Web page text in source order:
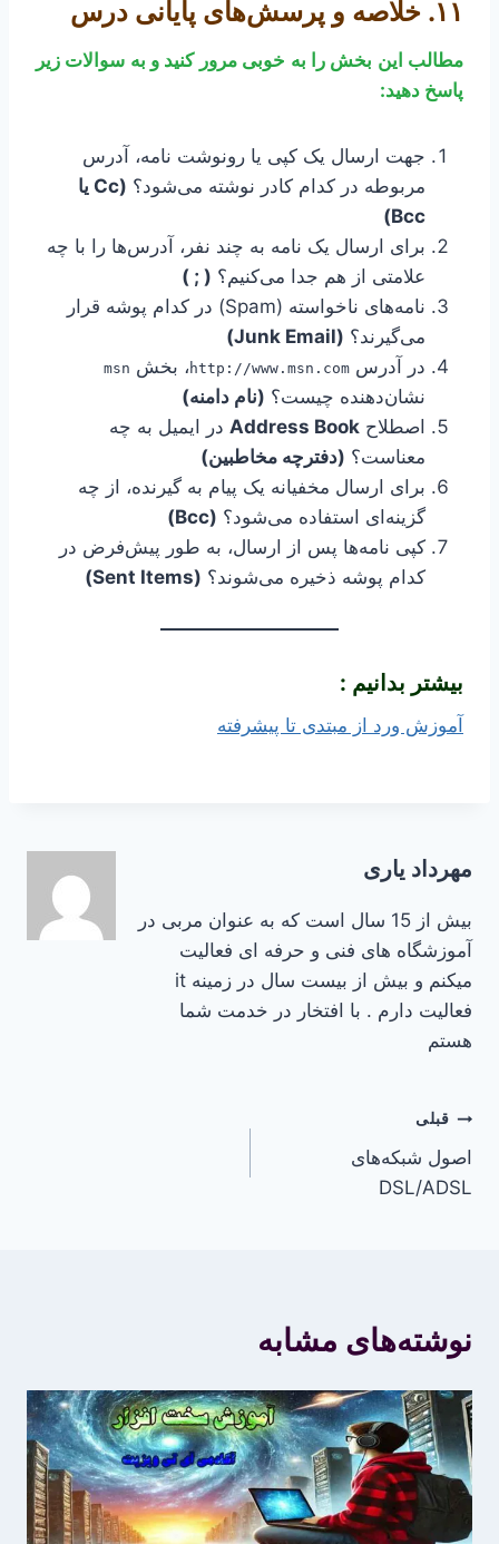
۱۱. خلاصه و پرسش‌های پایانی درس
مطالب این بخش را به خوبی مرور کنید و به سوالات زیر
پاسخ دهید:
جهت ارسال یک کپی یا رونوشت نامه، آدرس
مربوطه در کدام کادر نوشته می‌شود؟
(Cc یا
Bcc)
برای ارسال یک نامه به چند نفر، آدرس‌ها را با چه
علامتی از هم جدا می‌کنیم؟ ( ; )
نامه‌های ناخواسته (Spam) در کدام پوشه قرار
می‌گیرند؟ (Junk Email)
در آدرس http://www.msn.com ، بخش msn
نشان‌دهنده چیست؟ (نام دامنه)
اصطلاح Address Book در ایمیل به چه
معناست؟ (دفترچه مخاطبین)
برای ارسال مخفیانه یک پیام به گیرنده، از چه
گزینه‌ای استفاده می‌شود؟ (Bcc)
کپی نامه‌ها پس از ارسال، به طور پیش‌فرض در
کدام پوشه ذخیره می‌شوند؟ (Sent Items)
بیشتر بدانیم :
آموزش ورد از مبتدی تا پیشرفته
مهرداد یاری
بیش از 15 سال است که به عنوان مربی در
آموزشگاه های فنی و حرفه ای فعالیت
میکنم و بیش از بیست سال در زمینه it
فعالیت دارم . با افتخار در خدمت شما
هستم
راهبری
نوشته
قبلی
اصول شبکه‌های
DSL/ADSL
نوشته‌های مشابه